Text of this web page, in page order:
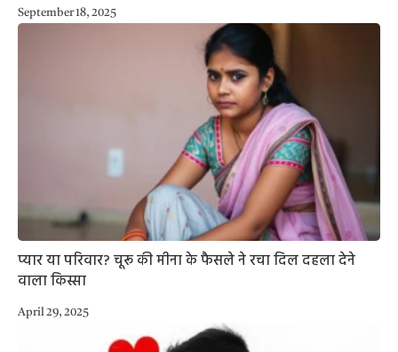
September 18, 2025
प्यार या परिवार? चूरू की मीना के फैसले ने रचा दिल दहला देने
वाला किस्सा
April 29, 2025